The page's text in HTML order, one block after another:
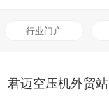
行业门户
君迈空压机外贸站